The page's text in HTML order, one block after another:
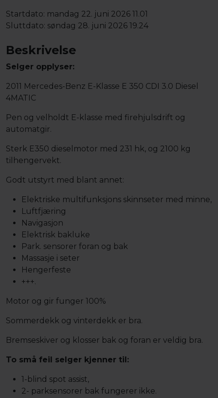
Startdato: mandag 22. juni 2026 11.01
Sluttdato: søndag 28. juni 2026 19.24
Beskrivelse
Selger opplyser:
2011 Mercedes-Benz E-Klasse E 350 CDI 3.0 Diesel
4MATIC
Pen og velholdt E-klasse med firehjulsdrift og
automatgir.
Sterk E350 dieselmotor med 231 hk, og 2100 kg
tilhengervekt.
Godt utstyrt med blant annet:
Elektriske multifunksjons skinnseter med minne,
Luftfjæring
Navigasjon
Elektrisk bakluke
Park. sensorer foran og bak
Massasje i seter
Hengerfeste
+++.
Motor og gir funger 100%
Sommerdekk og vinterdekk er bra.
Bremseskiver og klosser bak og foran er veldig bra.
To små feil selger kjenner til:
1-blind spot assist,
2- parksensorer bak fungerer ikke.